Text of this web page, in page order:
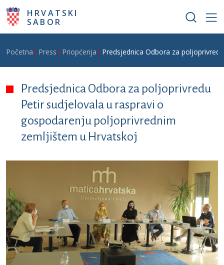
Skoči na glavni sadržaj
HRVATSKI
SABOR
Breadcrumb
Početna Press Priopćenja Predsjednica Odbora za
Predsjednica Odbora za poljoprivredu
Petir sudjelovala u raspravi o
gospodarenju poljoprivrednim
zemljištem u Hrvatskoj